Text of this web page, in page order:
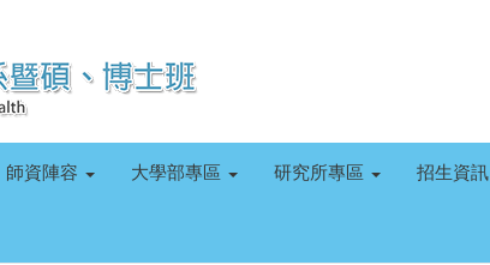
師資陣容 大學部專區 研究所專區 招生資訊